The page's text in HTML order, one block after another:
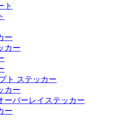
ト
ー
カー
ト ステッカー
カー
ーバーレイステッカー
ー